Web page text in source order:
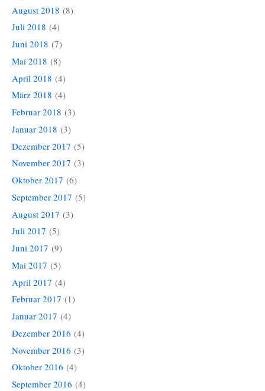
August 2018 (8)
Juli 2018 (4)
Juni 2018 (7)
Mai 2018 (8)
April 2018 (4)
März 2018 (4)
Februar 2018 (3)
Januar 2018 (3)
Dezember 2017 (5)
November 2017 (3)
Oktober 2017 (6)
September 2017 (5)
August 2017 (3)
Juli 2017 (5)
Juni 2017 (9)
Mai 2017 (5)
April 2017 (4)
Februar 2017 (1)
Januar 2017 (4)
Dezember 2016 (4)
November 2016 (3)
Oktober 2016 (4)
September 2016 (4)